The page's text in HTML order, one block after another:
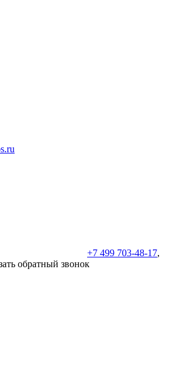
+7 499 703-48-17,
обратный звонок